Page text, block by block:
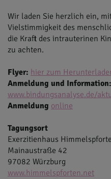
Wir laden Sie herzlich ein,
Vielstimmigkeit des
die Kraft des intrauterinen
zu achten.
Flyer: hier zum
Anmeldung und Information:
www.bindungsanalyse.de/
Anmeldung online
Tagungsort
Exerzitienhaus
Mainaustraße 42
97082 Würzburg
www.himmelspforten.net